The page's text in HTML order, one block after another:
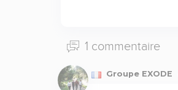
1 commentaire
Groupe EXODE